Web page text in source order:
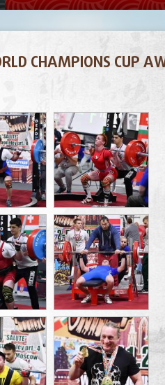
CHAMPIONS CUP